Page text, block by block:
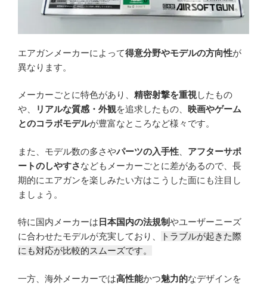
エアガンメーカーによって得意分野やモデルの方向性が
異なります。
メーカーごとに特色があり、 精密射撃を重視したもの
や、
リアルな質感・外観を追求したもの、 映画やゲーム
とのコラボモデルが豊富なところなど様々です。
また、モデル数の多さやパーツの入手性
アフターサポ
ートのしやすさなどもメーカーごとに差があるので、長
期的にエアガンを楽しみたい方はこうした面にも注目し
ましょう。
特に国内メーカーは 日本国内の法規制やユーザーニーズ
に合わせたモデルが充実しており、
トラブルが起きた際
にも対応が比較的スムーズです。
一方、海外メーカーでは高性能かつ魅力的なデザインを